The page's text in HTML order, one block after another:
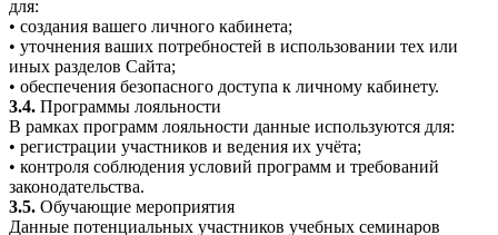
для:
• создания вашего личного кабинета;
• уточнения ваших потребностей в использовании тех или
иных разделов Сайта;
• обеспечения безопасного доступа к личному кабинету.
3.4. Программы лояльности
В рамках программ лояльности данные используются для:
• регистрации участников и ведения их учёта;
• контроля соблюдения условий программ и требований
законодательства.
3.5. Обучающие мероприятия
Данные потенциальных участников учебных семинаров